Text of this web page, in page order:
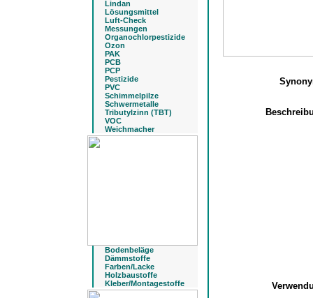
Lindan
Lösungsmittel
Luft-Check
Messungen
Organochlorpestizide
Ozon
PAK
PCB
PCP
Pestizide
PVC
Schimmelpilze
Schwermetalle
Tributylzinn (TBT)
VOC
Weichmacher
Bodenbeläge
Dämmstoffe
Farben/Lacke
Holzbaustoffe
Kleber/Montagestoffe